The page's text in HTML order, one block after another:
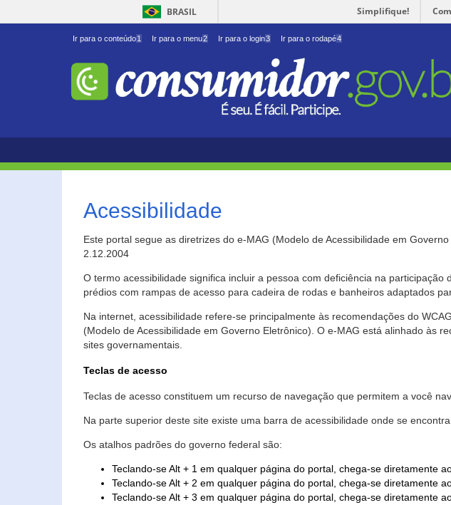
BRASIL Simplifique!
Ir para o conteúdo1 Ir para o menu2 Ir para o login3 Ir para o rodapé4
Acessibilidade
Este portal segue as diretrizes do e-MAG (Modelo de Acessibilidade em
2.12.2004
O termo acessibilidade significa incluir a pessoa com deficiência na
prédios com rampas de acesso para cadeira de rodas e banheiros adaptados
Na internet, acessibilidade refere-se principalmente às recomendações do
(Modelo de Acessibilidade em Governo Eletrônico). O e-MAG está alinhado às
sites governamentais.
Teclas de acesso
Teclas de acesso constituem um recurso de navegação que permitem a você
Na parte superior deste site existe uma barra de acessibilidade onde se
Os atalhos padrões do governo federal são:
Teclando-se Alt + 1 em qualquer página do portal, chega-se diretamente
Teclando-se Alt + 2 em qualquer página do portal, chega-se diretamente
Teclando-se Alt + 3 em qualquer página do portal, chega-se diretamente